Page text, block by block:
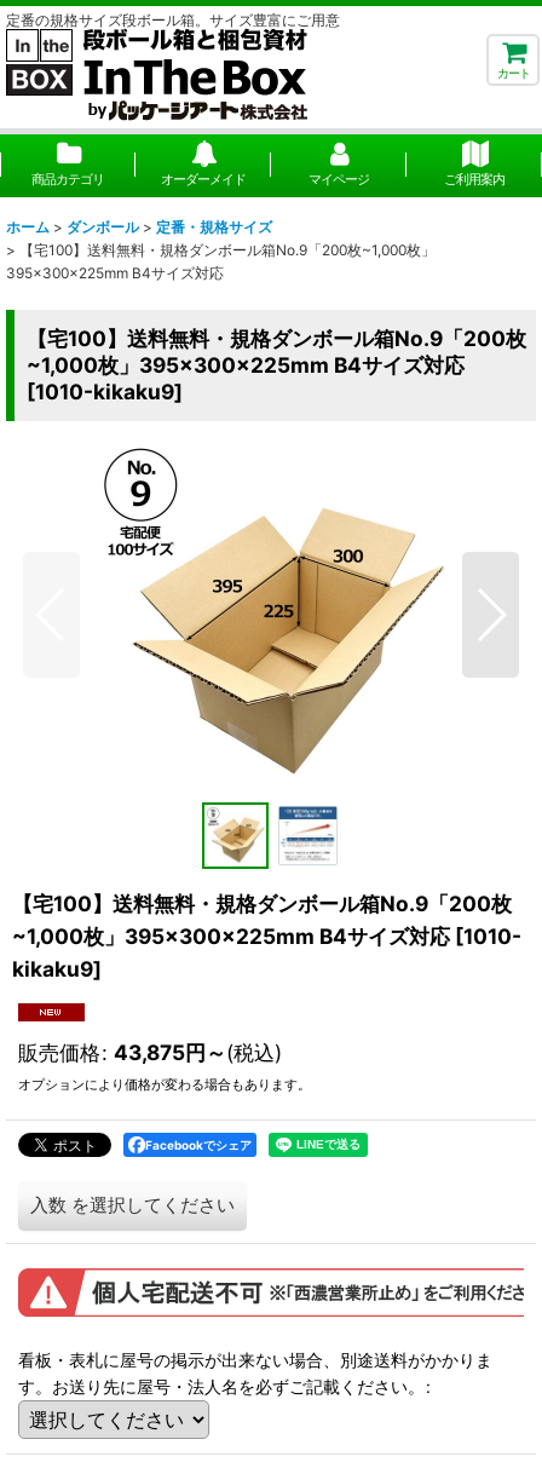
定番の規格サイズ段ボール箱。サイズ豊富にご用意
カート
商品カテゴリ オーダーメイド マイページ ご利用案内
ホーム > ダンボール > 定番・規格サイズ
>
【宅100】送料無料・規格ダンボール箱No.9「200枚~1,000枚」
395×300×225mm B4サイズ対応
【宅100】送料無料・規格ダンボール箱No.9「200枚
~1,000枚」395×300×225mm B4サイズ対応
[1010-kikaku9]
【宅100】送料無料・規格ダンボール箱No.9「200枚
~1,000枚」395×300×225mm B4サイズ対応 [1010-
kikaku9]
販売価格: 43,875円～(税込)
オプションにより価格が変わる場合もあります。
Facebookでシェア
入数 を選択してください
看板・表札に屋号の掲示が出来ない場合、別途送料がかかりま
す。お送り先に屋号・法人名を必ずご記載ください。
: